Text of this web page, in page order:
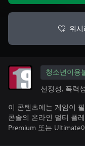
위
청소년이용
선정성, 폭력성
이 콘텐츠에는 게임이
콘솔의 온라인 멀티 플
Premium 또는 Ultimate